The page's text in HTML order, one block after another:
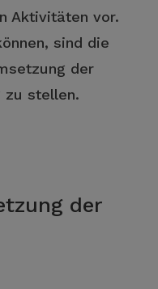
Aktivitäten vor.
sind die
der
zu stellen.
der